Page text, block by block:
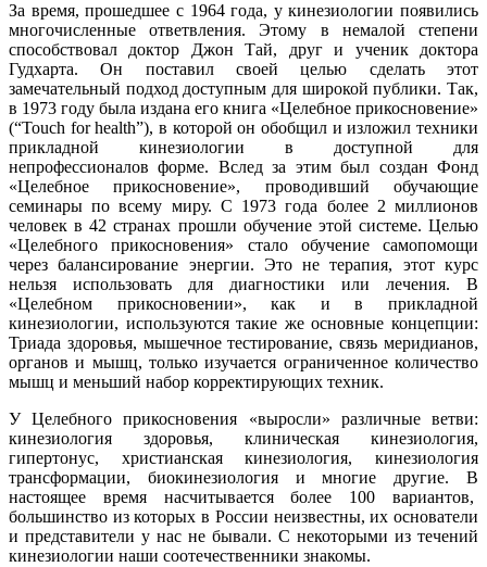
За время, прошедшее с 1964 года, у кинезиологии появились
многочисленные ответвления. Этому в немалой степени
способствовал доктор Джон Тай, друг и ученик доктора
Гудхарта. Он поставил своей целью сделать этот
замечательный подход доступным для широкой публики. Так,
в 1973 году была издана его книга «Целебное прикосновение»
(“Touch for health”), в которой он обобщил и изложил техники
прикладной кинезиологии в доступной для
непрофессионалов форме. Вслед за этим был создан Фонд
«Целебное прикосновение», проводивший обучающие
семинары по всему миру. С 1973 года более 2 миллионов
человек в 42 странах прошли обучение этой системе. Целью
«Целебного прикосновения» стало обучение самопомощи
через балансирование энергии. Это не терапия, этот курс
нельзя использовать для диагностики или лечения. В
«Целебном прикосновении», как и в прикладной
кинезиологии, используются такие же основные концепции:
Триада здоровья, мышечное тестирование, связь меридианов,
органов и мышц, только изучается ограниченное количество
мышц и меньший набор корректирующих техник.
У Целебного прикосновения «выросли» различные ветви:
кинезиология здоровья, клиническая кинезиология,
гипертонус, христианская кинезиология, кинезиология
трансформации, биокинезиология и многие другие. В
настоящее время насчитывается более 100 вариантов,
большинство из которых в России неизвестны, их основатели
и представители у нас не бывали. С некоторыми из течений
кинезиологии наши соотечественники знакомы.